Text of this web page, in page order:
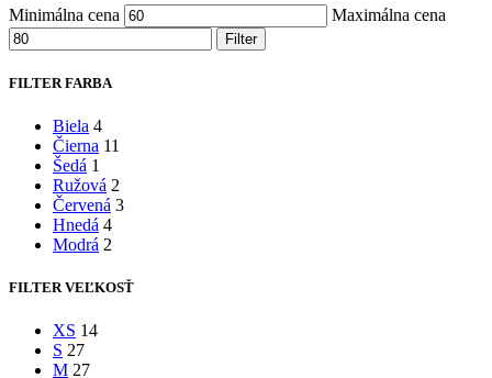
Minimálna cena Maximálna cena
Filter
FILTER FARBA
Biela 4
Čierna 11
Šedá 1
Ružová 2
Červená 3
Hnedá 4
Modrá 2
FILTER VEĽKOSŤ
XS 14
S 27
M 27